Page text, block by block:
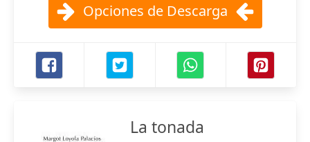
Opciones de Descarga
La tonada